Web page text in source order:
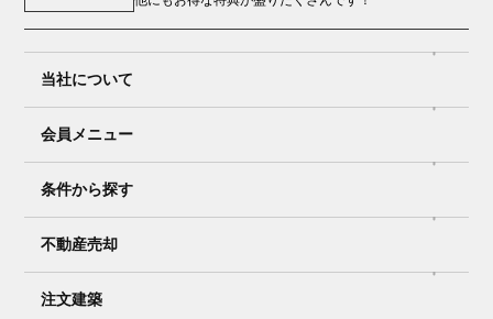
当社について
会員メニュー
条件から探す
不動産売却
注文建築